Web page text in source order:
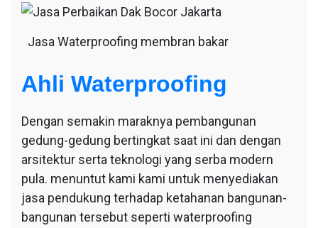
Jasa Waterproofing membran bakar
Ahli Waterproofing
Dengan semakin maraknya pembangunan
gedung-gedung bertingkat saat ini dan dengan
arsitektur serta teknologi yang serba modern
pula. menuntut kami kami untuk menyediakan
jasa pendukung terhadap ketahanan bangunan-
bangunan tersebut seperti waterproofing